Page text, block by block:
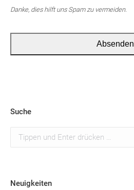
Danke, dies hilft uns Spam zu vermeiden.
Absenden
Suche
Neuigkeiten